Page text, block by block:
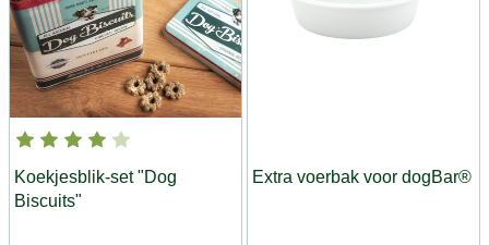
Koekjesblik-set "Dog
Biscuits"
Extra voerbak voor dogBar®